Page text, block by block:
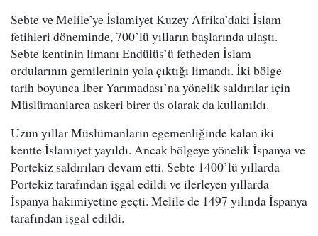
Sebte ve Melile’ye İslamiyet Kuzey Afrika’daki İslam
fetihleri döneminde, 700’lü yılların başlarında ulaştı.
Sebte kentinin limanı Endülüs’ü fetheden İslam
ordularının gemilerinin yola çıktığı limandı. İki bölge
tarih boyunca İber Yarımadası’na yönelik saldırılar için
Müslümanlarca askeri birer üs olarak da kullanıldı.
Uzun yıllar Müslümanların egemenliğinde kalan iki
kentte İslamiyet yayıldı. Ancak bölgeye yönelik İspanya ve
Portekiz saldırıları devam etti. Sebte 1400’lü yıllarda
Portekiz tarafından işgal edildi ve ilerleyen yıllarda
İspanya hakimiyetine geçti. Melile de 1497 yılında İspanya
tarafından işgal edildi.